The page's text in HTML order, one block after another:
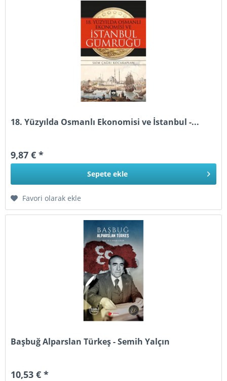
18. Yüzyılda Osmanlı Ekonomisi ve İstanbul -...
9,87 € *
Sepete ekle
Favori olarak ekle
Başbuğ Alparslan Türkeş - Semih Yalçın
10,53 € *